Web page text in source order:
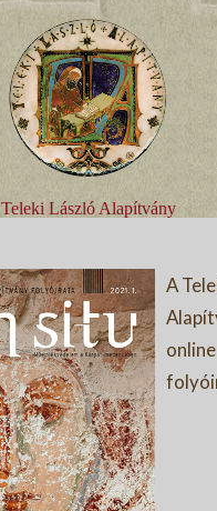
Teleki László Alapítvány
A
online